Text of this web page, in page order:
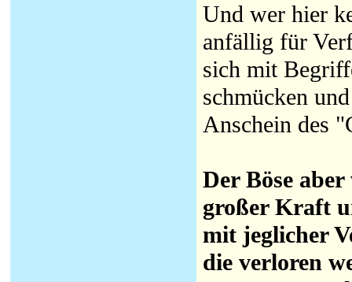
Und wer hier
anfällig für
sich mit
schmücken
Anschein des
Der Böse
großer Kraft
mit jeglicher
die verloren